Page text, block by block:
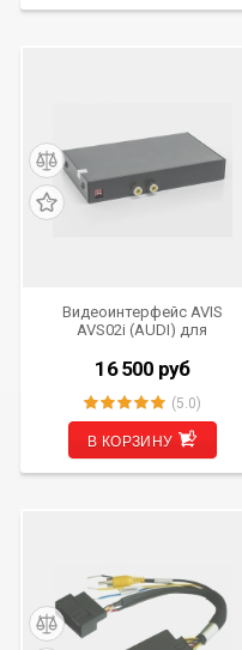
Видеоинтерфейс AVIS
AVS02i (AUDI) для
переднего и заднего вида
16 500 руб
(5.0)
В КОРЗИНУ